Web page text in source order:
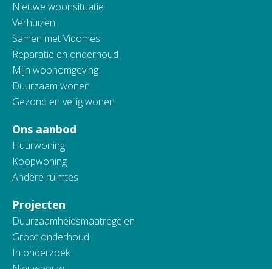
Nieuwe woonsituatie
Verhuizen
Samen met Vidomes
Reparatie en onderhoud
Mijn woonomgeving
Duurzaam wonen
Gezond en veilig wonen
Ons aanbod
Huurwoning
Koopwoning
Andere ruimtes
Projecten
Duurzaamheidsmaatregelen
Groot onderhoud
In onderzoek